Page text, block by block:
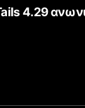
4.29